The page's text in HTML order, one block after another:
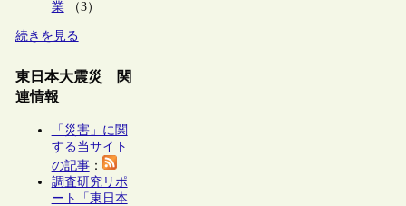
業（3）
続きを見る
東日本大震災 関
連情報
「災害」に関
する当サイト
の記事：
調査研究リポ
ート「東日本